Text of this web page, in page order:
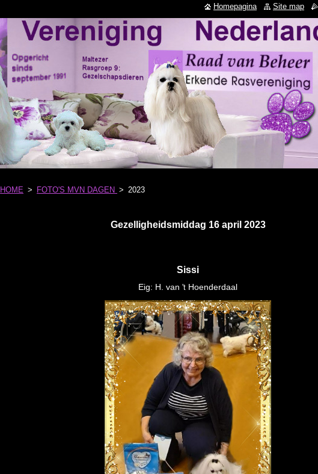
HOME > FOTO'S MVN DAGEN > 2023
Gezelligheidsmiddag 16 april 2023
Sissi
Eig: H. van 't Hoenderdaal
Homepagina Site map